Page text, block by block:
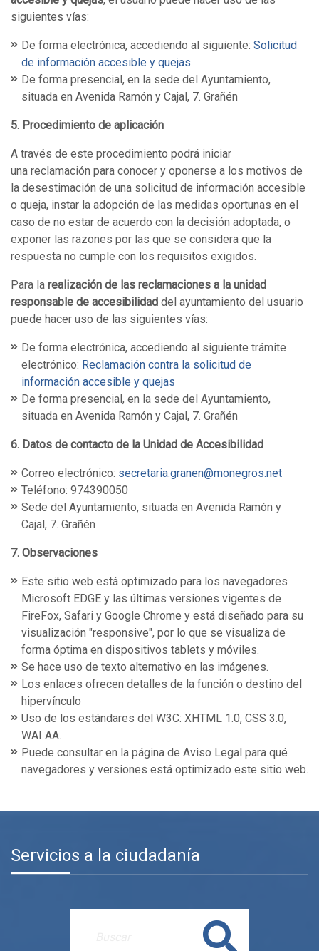
siguientes vías:
De forma electrónica, accediendo al siguiente: Solicitud
de información accesible y quejas
De forma presencial, en la sede del Ayuntamiento,
situada en Avenida Ramón y Cajal, 7. Grañén
5. Procedimiento de aplicación
A través de este procedimiento podrá iniciar
una reclamación para conocer y oponerse a los motivos de
la desestimación de una solicitud de información accesible
o queja, instar la adopción de las medidas oportunas en el
caso de no estar de acuerdo con la decisión adoptada, o
exponer las razones por las que se considera que la
respuesta no cumple con los requisitos exigidos.
Para la realización de las reclamaciones a la unidad
responsable de accesibilidad del ayuntamiento del usuario
puede hacer uso de las siguientes vías:
De forma electrónica, accediendo al siguiente trámite
electrónico: Reclamación contra la solicitud de
información accesible y quejas
De forma presencial, en la sede del Ayuntamiento,
situada en Avenida Ramón y Cajal, 7. Grañén
6. Datos de contacto de la Unidad de Accesibilidad
Correo electrónico: secretaria.granen@monegros.net
Teléfono: 974390050
Sede del Ayuntamiento, situada en Avenida Ramón y
Cajal, 7. Grañén
7. Observaciones
Este sitio web está optimizado para los navegadores
Microsoft EDGE y las últimas versiones vigentes de
FireFox, Safari y Google Chrome y está diseñado para su
visualización "responsive", por lo que se visualiza de
forma óptima en dispositivos tablets y móviles.
Se hace uso de texto alternativo en las imágenes.
Los enlaces ofrecen detalles de la función o destino del
hipervínculo
Uso de los estándares del W3C: XHTML 1.0, CSS 3.0,
WAI AA.
Puede consultar en la página de Aviso Legal para qué
navegadores y versiones está optimizado este sitio web.
Servicios a la ciudadanía
Buscar